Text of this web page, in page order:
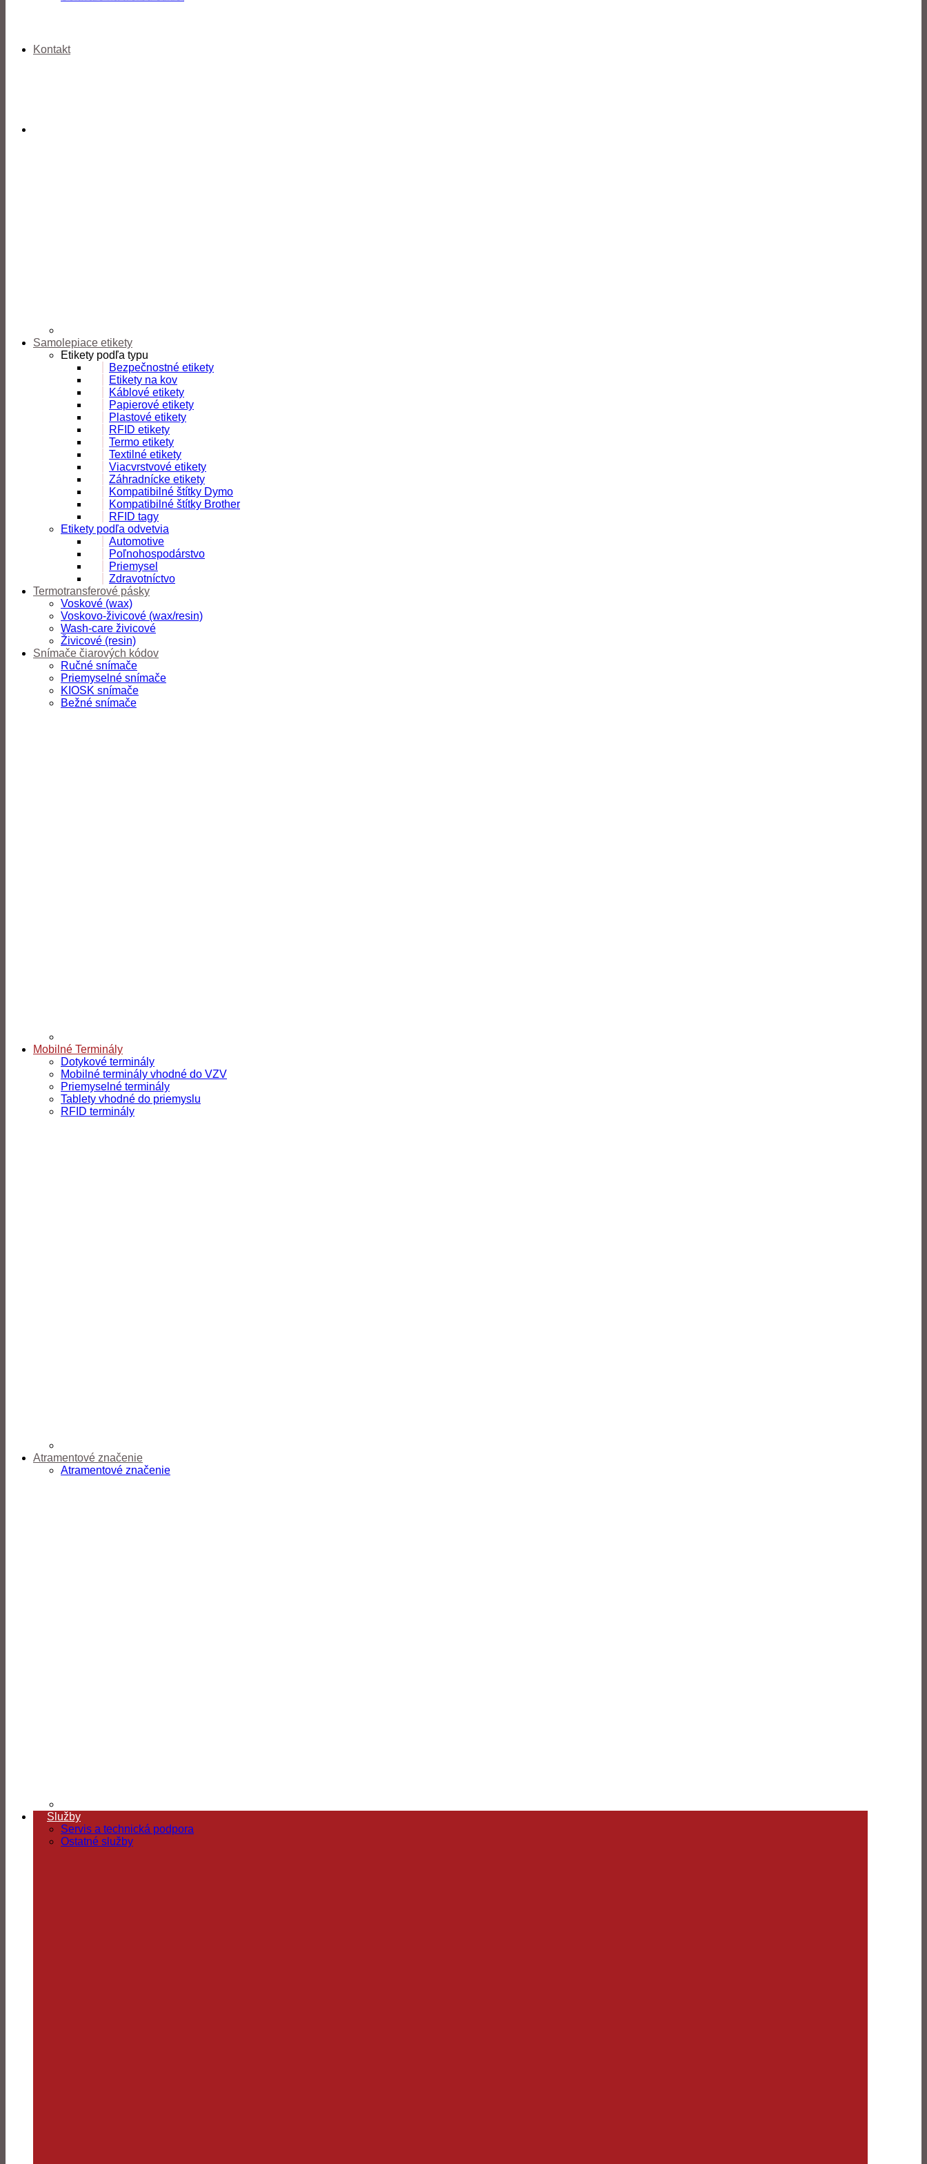
Kontakt
Samolepiace etikety
Etikety podľa typu
Bezpečnostné etikety
Etikety na kov
Káblové etikety
Papierové etikety
Plastové etikety
RFID etikety
Termo etikety
Textilné etikety
Viacvrstvové etikety
Záhradnícke etikety
Kompatibilné štítky Dymo
Kompatibilné štítky Brother
RFID tagy
Etikety podľa odvetvia
Automotive
Poľnohospodárstvo
Priemysel
Zdravotníctvo
Termotransferové pásky
Voskové (wax)
Voskovo-živicové (wax/resin)
Wash-care živicové
Živicové (resin)
Snímače čiarových kódov
Ručné snímače
Priemyselné snímače
KIOSK snímače
Bežné snímače
Mobilné Terminály
Dotykové terminály
Mobilné terminály vhodné do VZV
Priemyselné terminály
Tablety vhodné do priemyslu
RFID terminály
Atramentové značenie
Atramentové značenie
Služby
Servis a technická podpora
Ostatné služby